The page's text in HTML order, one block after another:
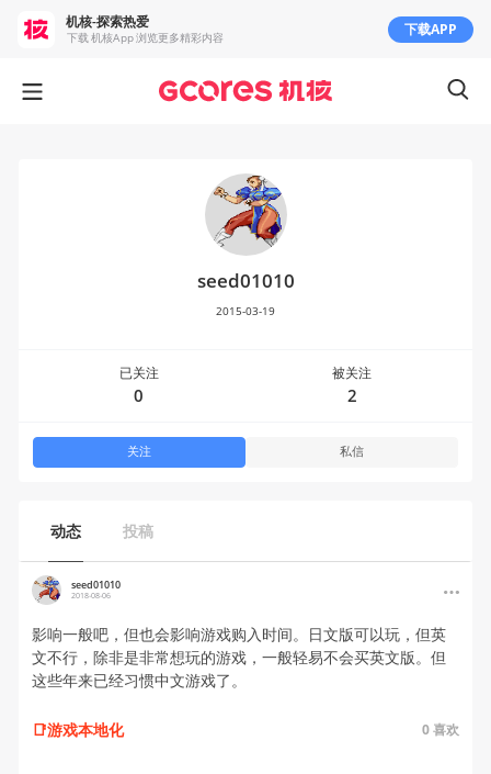
动态 投稿
seed01010
2018-08-06
影响一般吧，但也会影响游戏购入时间。日文版可以玩，但英
文不行，除非是非常想玩的游戏，一般轻易不会买英文版。但
这些年来已经习惯中文游戏了。
📑游戏本地化 0喜欢
seed01010
2015-03-19
已关注
0
被关注
2
关注 私信
机核-探索热爱
下载 机核App 浏览更多精彩内容 下载APP